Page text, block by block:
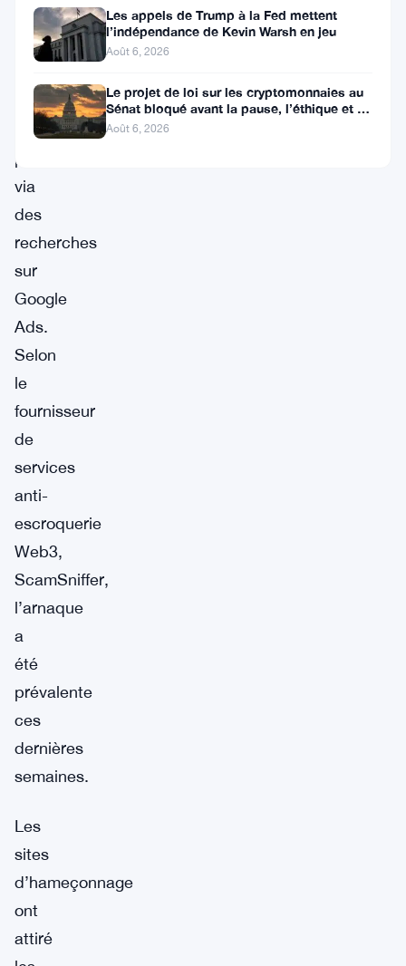
sites
web
qui
étaient
promus
via
des
recherches
sur
Google
Ads.
Selon
le
fournisseur
de
services
anti-
escroquerie
Web3,
ScamSniffer,
l’arnaque
a
été
prévalente
ces
dernières
semaines.
Les
sites
d’hameçonnage
ont
attiré
Les appels de Trump à la Fed mettent
l’indépendance de Kevin Warsh en jeu
Août 6, 2026
Le projet de loi sur les cryptomonnaies au
Sénat bloqué avant la pause, l’éthique et le
FBI s’opposent
Août 6, 2026